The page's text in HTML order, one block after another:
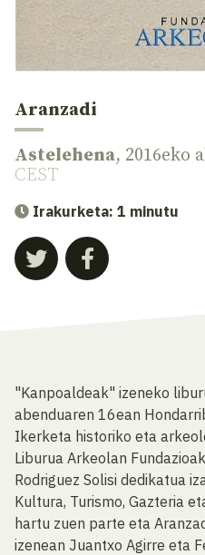
Aranzadi
Astelehena, 2016eko
CEST
Irakurketa: 1 minutu
"Kanpoaldeak" izeneko
abenduaren 16ean
Ikerketa historiko eta
Liburua Arkeolan
Rodriguez Solisi dedikatua
Kultura, Turismo, Gazteria
hartu zuen parte eta
izenean Juantxo Agirre eta